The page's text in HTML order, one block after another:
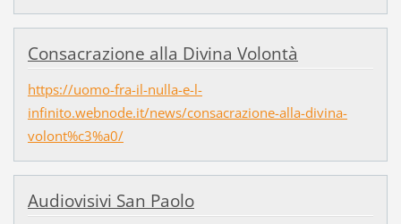
Consacrazione alla Divina Volontà
https://uomo-fra-il-nulla-e-l-
infinito.webnode.it/news/consacrazione-alla-divina-
volont%c3%a0/
Audiovisivi San Paolo